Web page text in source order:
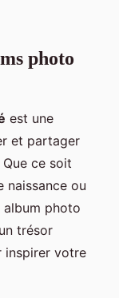
photo
est une
et partager
ce soit
naissance ou
album photo
trésor
inspirer votre